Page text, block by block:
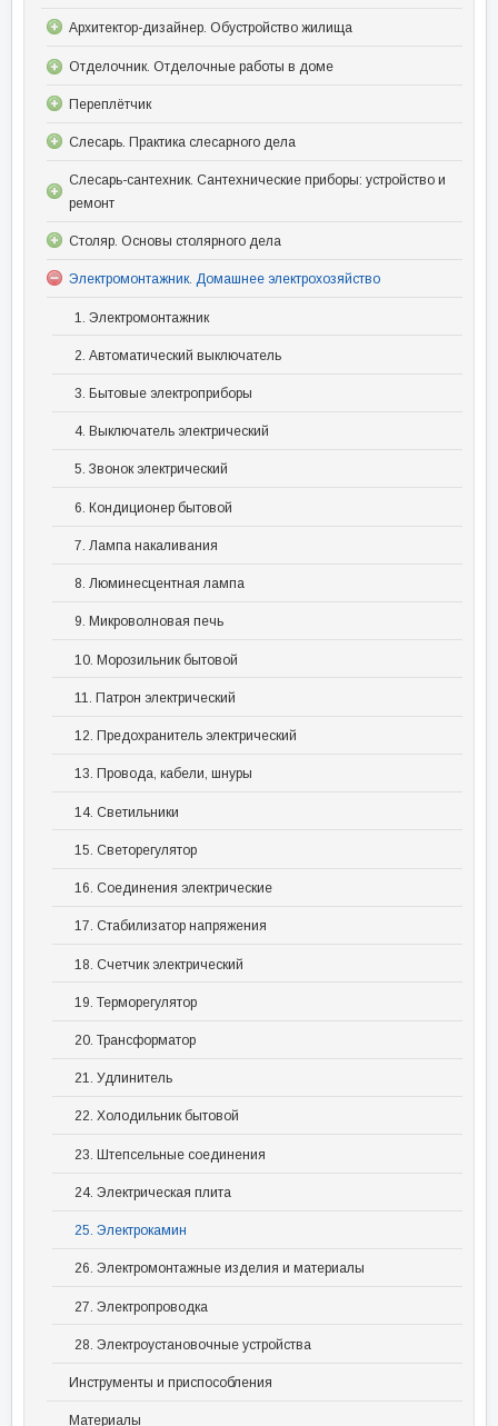
Архитектор-дизайнер. Обустройство жилища
Отделочник. Отделочные работы в доме
Переплётчик
Слесарь. Практика слесарного дела
Слесарь-сантехник. Сантехнические приборы: устройство и
ремонт
Столяр. Основы столярного дела
Электромонтажник. Домашнее электрохозяйство
1. Электромонтажник
2. Автоматический выключатель
3. Бытовые электроприборы
4. Выключатель электрический
5. Звонок электрический
6. Кондиционер бытовой
7. Лампа накаливания
8. Люминесцентная лампа
9. Микроволновая печь
10. Морозильник бытовой
11. Патрон электрический
12. Предохранитель электрический
13. Провода, кабели, шнуры
14. Светильники
15. Светорегулятор
16. Соединения электрические
17. Стабилизатор напряжения
18. Счетчик электрический
19. Терморегулятор
20. Трансформатор
21. Удлинитель
22. Холодильник бытовой
23. Штепсельные соединения
24. Электрическая плита
25. Электрокамин
26. Электромонтажные изделия и материалы
27. Электропроводка
28. Электроустановочные устройства
Инструменты и приспособления
Материалы